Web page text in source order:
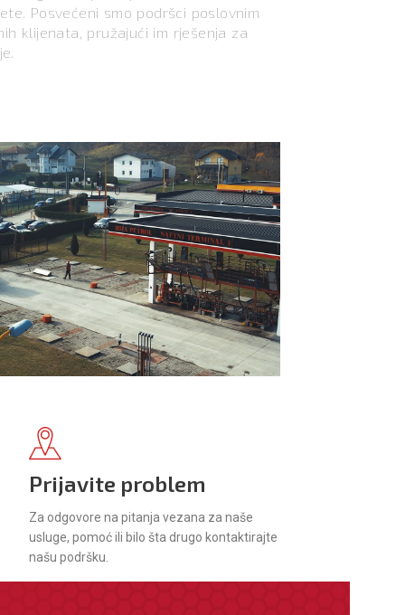
Posvećeni smo podršci poslovnim
klijenata, pružajući im rješenja za
Prijavite problem
Za odgovore na pitanja vezana za naše
usluge, pomoć ili bilo šta drugo kontaktirajte
našu podršku.